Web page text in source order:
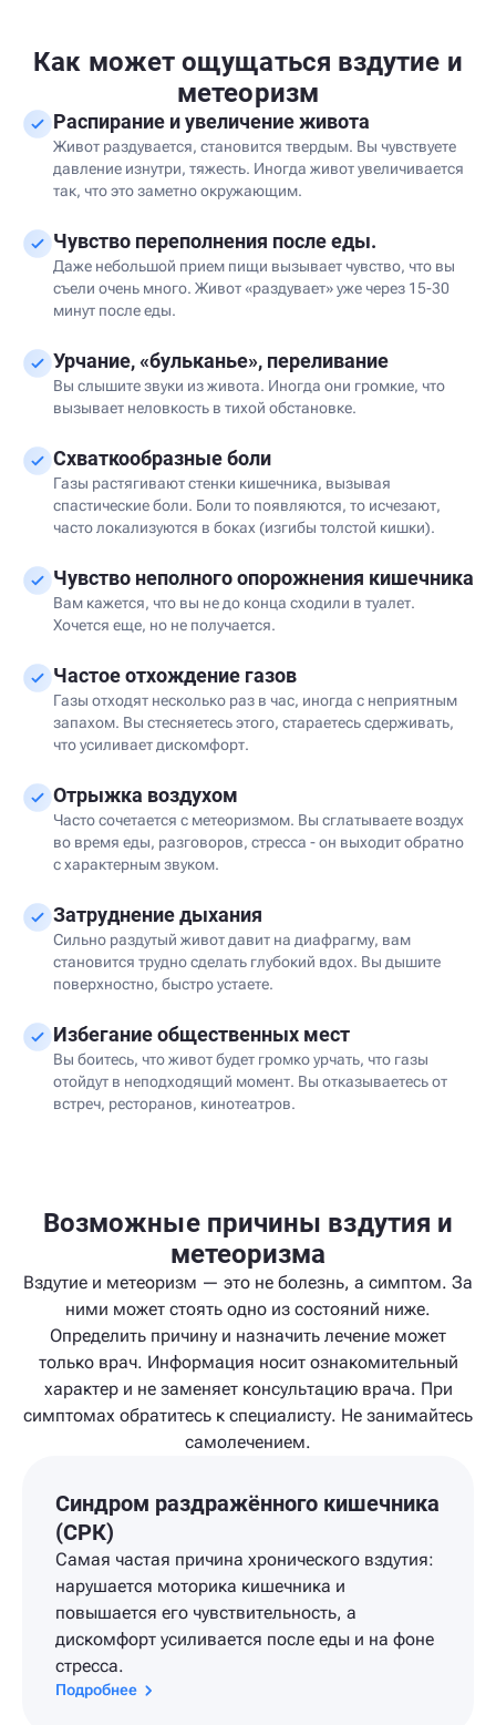
Как может ощущаться вздутие и
метеоризм
Распирание и увеличение живота
Живот раздувается, становится твердым. Вы чувствуете
давление изнутри, тяжесть. Иногда живот увеличивается
так, что это заметно окружающим.
Чувство переполнения после еды.
Даже небольшой прием пищи вызывает чувство, что вы
съели очень много. Живот «раздувает» уже через 15-30
минут после еды.
Урчание, «бульканье», переливание
Вы слышите звуки из живота. Иногда они громкие, что
вызывает неловкость в тихой обстановке.
Схваткообразные боли
Газы растягивают стенки кишечника, вызывая
спастические боли. Боли то появляются, то исчезают,
часто локализуются в боках (изгибы толстой кишки).
Чувство неполного опорожнения кишечника
Вам кажется, что вы не до конца сходили в туалет.
Хочется еще, но не получается.
Частое отхождение газов
Газы отходят несколько раз в час, иногда с неприятным
запахом. Вы стесняетесь этого, стараетесь сдерживать,
что усиливает дискомфорт.
Отрыжка воздухом
Часто сочетается с метеоризмом. Вы сглатываете воздух
во время еды, разговоров, стресса - он выходит обратно
с характерным звуком.
Затруднение дыхания
Сильно раздутый живот давит на диафрагму, вам
становится трудно сделать глубокий вдох. Вы дышите
поверхностно, быстро устаете.
Избегание общественных мест
Вы боитесь, что живот будет громко урчать, что газы
отойдут в неподходящий момент. Вы отказываетесь от
встреч, ресторанов, кинотеатров.
Возможные причины вздутия и
метеоризма
Вздутие и метеоризм — это не болезнь, а симптом. За
ними может стоять одно из состояний ниже.
Определить причину и назначить лечение может
только врач. Информация носит ознакомительный
характер и не заменяет консультацию врача. При
симптомах обратитесь к специалисту. Не занимайтесь
самолечением.
Синдром раздражённого кишечника
(СРК)
Самая частая причина хронического вздутия:
нарушается моторика кишечника и
повышается его чувствительность, а
дискомфорт усиливается после еды и на фоне
стресса.
Подробнее